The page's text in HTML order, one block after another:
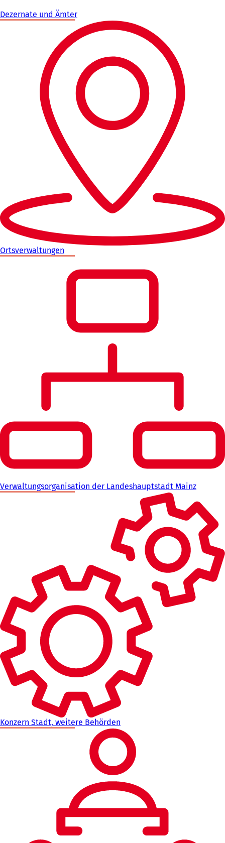
Dezernate und Ämter
Ortsverwaltungen
Verwaltungsorganisation der Landeshauptstadt Mainz
Konzern Stadt, weitere Behörden